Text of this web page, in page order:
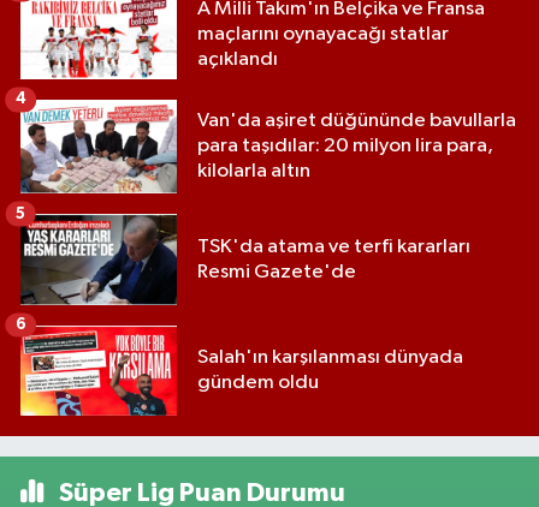
A Milli Takım'ın Belçika ve Fransa
maçlarını oynayacağı statlar
açıklandı
Van'da aşiret düğününde bavullarla
para taşıdılar: 20 milyon lira para,
kilolarla altın
4
TSK'da atama ve terfi kararları
Resmi Gazete'de
5
Salah'ın karşılanması dünyada
gündem oldu
6
Süper Lig Puan Durumu